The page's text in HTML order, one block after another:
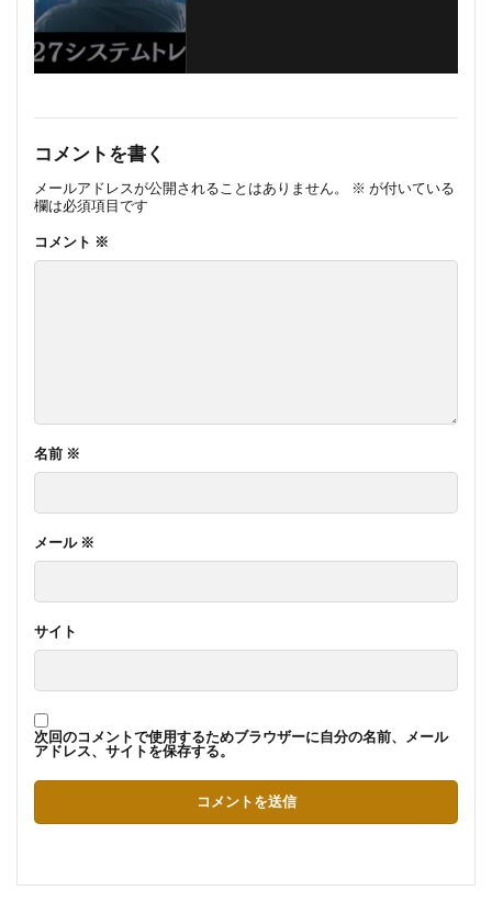
コメントを書く
メールアドレスが公開されることはありません。 ※ が付いている
欄は必須項目です
コメント ※
名前 ※
メール ※
サイト
次回のコメントで使用するためブラウザーに自分の名前、メール
アドレス、サイトを保存する。